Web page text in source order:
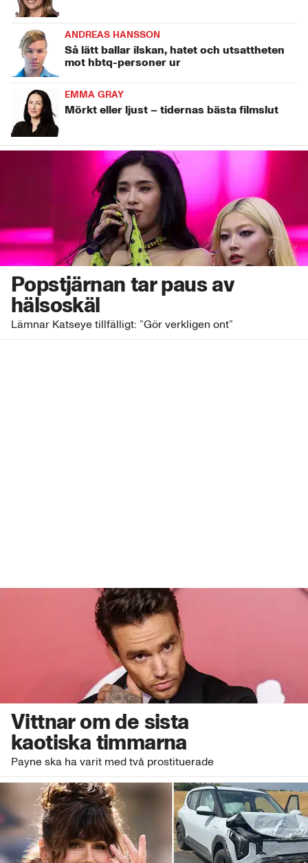
ANDREAS HANSSON
Så lätt ballar ilskan, hatet och utsattheten
mot hbtq-personer ur
EMMA GRAY
Mörkt eller ljust – tidernas bästa filmslut
Popstjärnan tar paus av
hälsoskäl
Lämnar Katseye tillfälligt: ”Gör verkligen ont”
Vittnar om de sista
kaotiska timmarna
Payne ska ha varit med två prostituerade